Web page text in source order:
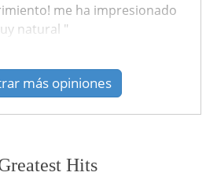
me ha impresionado
natural "
más opiniones
Hits